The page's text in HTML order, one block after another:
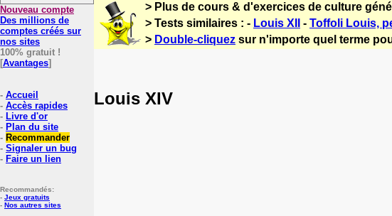
Nouveau compte
Des millions de
comptes créés sur
nos sites
100% gratuit !
[Avantages]
- Accueil
- Accès rapides
- Livre d'or
- Plan du site
- Recommander
- Signaler un bug
- Faire un lien
Recommandés:
- Jeux gratuits
- Nos autres sites
> Plus de cours & d'exercices de culture
> Tests similaires : - Louis XII - Toffoli Louis,
> Double-cliquez sur n'importe quel terme
Louis XIV